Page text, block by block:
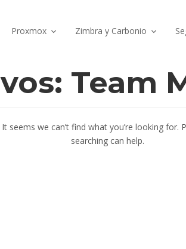
Proxmox Zimbra y Carbonio
Team
It seems we can’t find what you’re looking for.
searching can help.